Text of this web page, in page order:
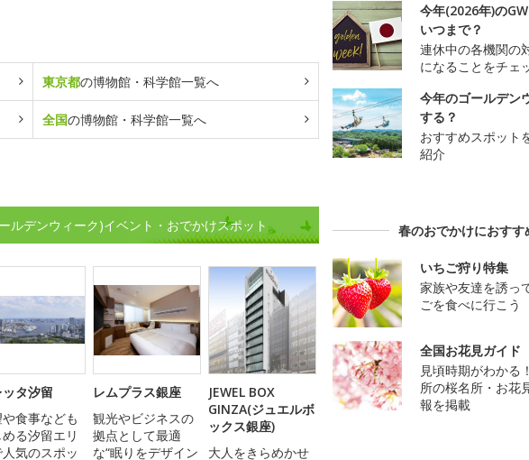
東京都の博物館・科学館一覧へ
全国の博物館・科学館一覧へ
ルデンウィーク)イベント・おでかけスポット
タ汐留
食事なども
る汐留エリ
気のスポッ
レムプラス銀座
観光やビジネスの
拠点として最適
な“眠りをデザイン
JEWEL BOX
GINZA(ジュエルボ
ックス銀座)
大人をきらめかせ
今年(2026年)の
いつまで？
連休中の各機関の
になることをチェ
今年のゴールデン
する？
おすすめスポット
紹介
春のおでかけにおすす
いちご狩り特集
家族や友達を誘っ
ごを食べに行こう
全国お花見ガイド
見頃時期がわかる
所の桜名所・お花
報を掲載